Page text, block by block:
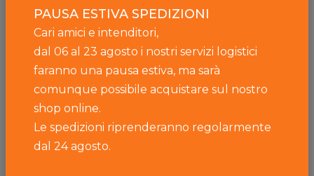
patologie. Grazie infatti alla forte presenza di
vitamine, proteine nobili e altre sostanze, il latte è
un alimento che porta grandi benefici al nostro
organismo, sia nei bambini che negli adulti.
in particolare viene assorbito molto più
facilmente
rispetto a quello di altri alimenti e
a soddisfare più del 50% del fabbisogno
dell’organismo
, costituendo un elemento
PAUSA ESTIVA SPEDIZIONI
Cari amici e intenditori,
dal 06 al 23 agosto i nostri servizi logistici
faranno una pausa estiva, ma sarà
comunque possibile acquistare sul nostro
shop online.
Le spedizioni riprenderanno regolarmente
dal 24 agosto.